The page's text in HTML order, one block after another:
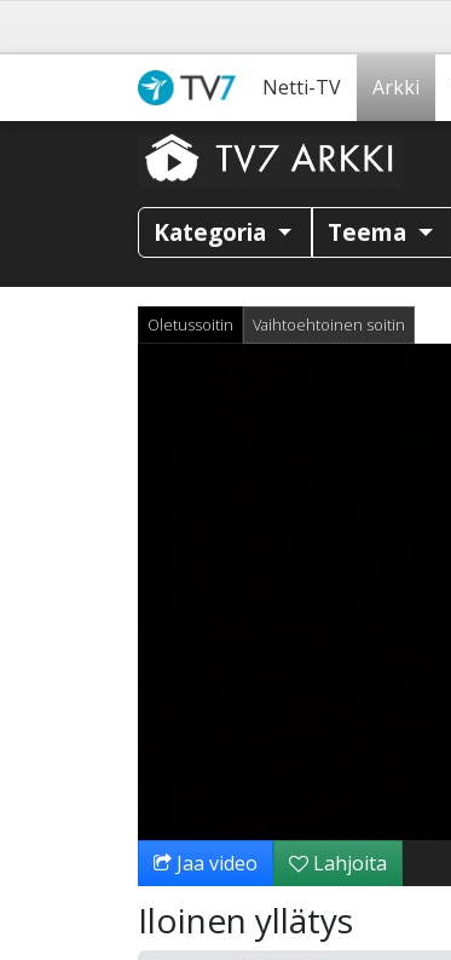
Netti-TV Arkki
Kategoria Teema
Oletussoitin Vaihtoehtoinen soitin
Jaa video Lahjoita
Iloinen yllätys